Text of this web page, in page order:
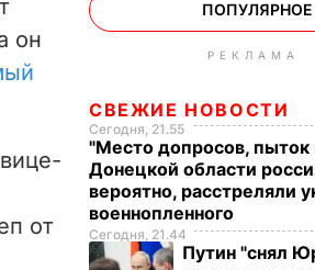
он
от
ПОПУЛЯРНОЕ
РЕКЛАМА
СВЕЖИЕ НОВОСТИ
Сегодня, 21.55
"Место допросов, пыток
Донецкой области
вероятно, расстреляли
военнопленного
Сегодня, 21.44
Путин "снял